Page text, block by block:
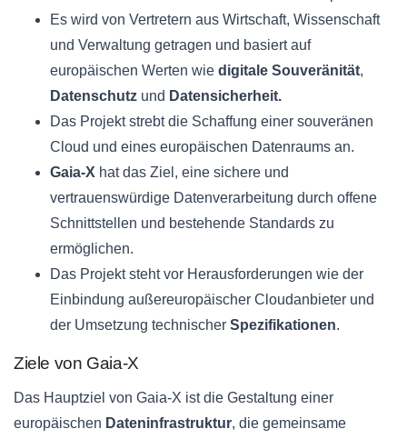
Es wird von Vertretern aus Wirtschaft, Wissenschaft
und Verwaltung getragen und basiert auf
europäischen Werten wie digitale Souveränität,
Datenschutz und Datensicherheit.
Das Projekt strebt die Schaffung einer souveränen
Cloud und eines europäischen Datenraums an.
Gaia-X hat das Ziel, eine sichere und
vertrauenswürdige Datenverarbeitung durch offene
Schnittstellen und bestehende Standards zu
ermöglichen.
Das Projekt steht vor Herausforderungen wie der
Einbindung außereuropäischer Cloudanbieter und
der Umsetzung technischer Spezifikationen.
Ziele von Gaia-X
Das Hauptziel von Gaia-X ist die Gestaltung einer
europäischen Dateninfrastruktur, die gemeinsame